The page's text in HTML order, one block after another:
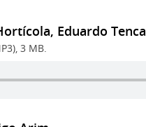
Eduardo Tenca
3 MB.